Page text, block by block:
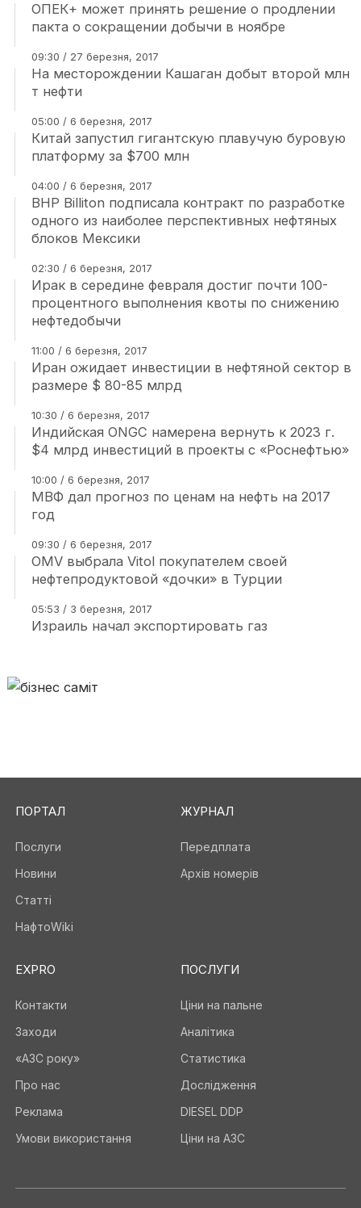
ОПЕК+ может принять решение о продлении
пакта о сокращении добычи в ноябре
09:30 / 27 березня, 2017
На месторождении Кашаган добыт второй млн
т нефти
05:00 / 6 березня, 2017
Китай запустил гигантскую плавучую буровую
платформу за $700 млн
04:00 / 6 березня, 2017
BHP Billiton подписала контракт по разработке
одного из наиболее перспективных нефтяных
блоков Мексики
02:30 / 6 березня, 2017
Ирак в середине февраля достиг почти 100-
процентного выполнения квоты по снижению
нефтедобычи
11:00 / 6 березня, 2017
Иран ожидает инвестиции в нефтяной сектор в
размере $ 80-85 млрд
10:30 / 6 березня, 2017
Индийская ONGC намерена вернуть к 2023 г.
$4 млрд инвестиций в проекты с «Роснефтью»
10:00 / 6 березня, 2017
МВФ дал прогноз по ценам на нефть на 2017
год
09:30 / 6 березня, 2017
OMV выбрала Vitol покупателем своей
нефтепродуктовой «дочки» в Турции
05:53 / 3 березня, 2017
Израиль начал экспортировать газ
ПОРТАЛ
Послуги
Новини
Статті
НафтоWiki
ЖУРНАЛ
Передплата
Архів номерів
EXPRO
Контакти
Заходи
«АЗС року»
Про нас
Реклама
Умови використання
ПОСЛУГИ
Ціни на пальне
Аналітика
Статистика
Дослідження
DIESEL DDP
Ціни на АЗС